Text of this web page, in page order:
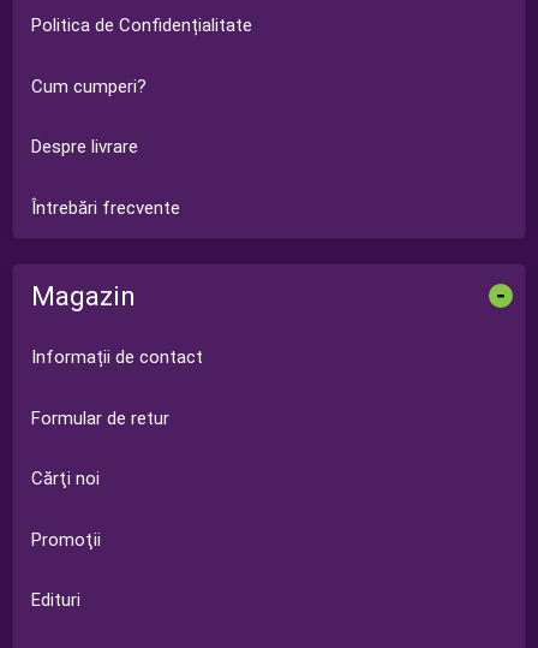
Politica de Confidențialitate
Cum cumperi?
Despre livrare
Întrebări frecvente
Magazin -
Informații de contact
Formular de retur
Cărţi noi
Promoţii
Edituri